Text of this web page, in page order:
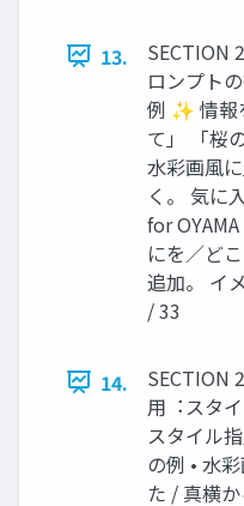
13.
SECTION
ロンプト
例 ✨ 情報
て」 「桜
⽔彩画⾵
く。 気に
for
にを／ど
追加。 イ
/ 33
14.
SECTION
⽤︓スタ
スタイル
の例 • ⽔
た / 真横